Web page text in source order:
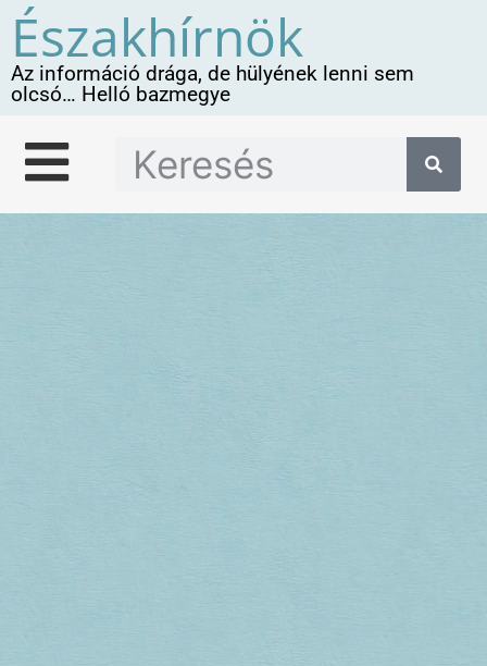
Északhírnök
Az információ drága, de hülyének lenni sem
olcsó… Helló bazmegye